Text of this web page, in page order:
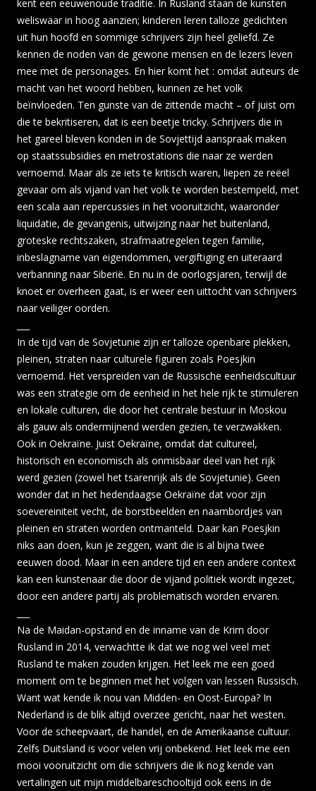
kent een eeuwenoude traditie. In Rusland staan de kunsten
weliswaar in hoog aanzien; kinderen leren talloze gedichten
uit hun hoofd en sommige schrijvers zijn heel geliefd. Ze
kennen de noden van de gewone mensen en de lezers leven
mee met de personages. En hier komt het : omdat auteurs de
macht van het woord hebben, kunnen ze het volk
beïnvloeden. Ten gunste van de zittende macht – of juist om
die te bekritiseren, dat is een beetje tricky. Schrijvers die in
het gareel bleven konden in de Sovjettijd aanspraak maken
op staatssubsidies en metrostations die naar ze werden
vernoemd. Maar als ze iets te kritisch waren, liepen ze reëel
gevaar om als vijand van het volk te worden bestempeld, met
een scala aan repercussies in het vooruitzicht, waaronder
liquidatie, de gevangenis, uitwijzing naar het buitenland,
groteske rechtszaken, strafmaatregelen tegen familie,
inbeslagname van eigendommen, vergiftiging en uiteraard
verbanning naar Siberië. En nu in de oorlogsjaren, terwijl de
knoet er overheen gaat, is er weer een uittocht van schrijvers
naar veiliger oorden.
In de tijd van de Sovjetunie zijn er talloze openbare plekken,
pleinen, straten naar culturele figuren zoals Poesjkin
vernoemd. Het verspreiden van de Russische eenheidscultuur
was een strategie om de eenheid in het hele rijk te stimuleren
en lokale culturen, die door het centrale bestuur in Moskou
als gauw als ondermijnend werden gezien, te verzwakken.
Ook in Oekraïne. Juist Oekraïne, omdat dat cultureel,
historisch en economisch als onmisbaar deel van het rijk
werd gezien (zowel het tsarenrijk als de Sovjetunie). Geen
wonder dat in het hedendaagse Oekraïne dat voor zijn
soevereiniteit vecht, de borstbeelden en naambordjes van
pleinen en straten worden ontmanteld. Daar kan Poesjkin
niks aan doen, kun je zeggen, want die is al bijna twee
eeuwen dood. Maar in een andere tijd en een andere context
kan een kunstenaar die door de vijand politiek wordt ingezet,
door een andere partij als problematisch worden ervaren.
Na de Maidan-opstand en de inname van de Krim door
Rusland in 2014, verwachtte ik dat we nog wel veel met
Rusland te maken zouden krijgen. Het leek me een goed
moment om te beginnen met het volgen van lessen Russisch.
Want wat kende ik nou van Midden- en Oost-Europa? In
Nederland is de blik altijd overzee gericht, naar het westen.
Voor de scheepvaart, de handel, en de Amerikaanse cultuur.
Zelfs Duitsland is voor velen vrij onbekend. Het leek me een
mooi vooruitzicht om die schrijvers die ik nog kende van
vertalingen uit mijn middelbareschooltijd ook eens in de